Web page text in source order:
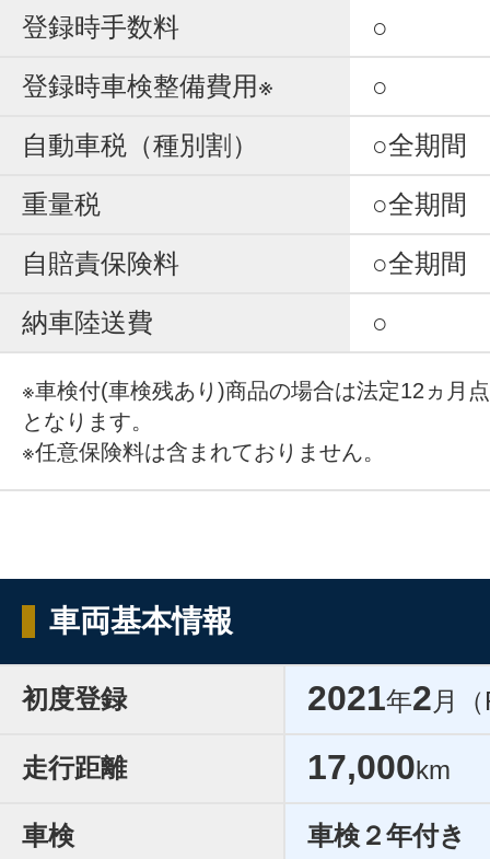
登録時手数料
○
登録時車検整備費用※
○
自動車税（種別割）
○全期間
重量税
○全期間
自賠責保険料
○全期間
納車陸送費
○
※車検付(車検残あり)商品の場合は法定12ヵ月
となります。
※任意保険料は含まれておりません。
車両基本情報
初度登録 2021年2 月
走行距離 17,000km
車検 車検２年付き